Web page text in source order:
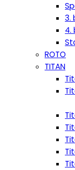
3.
4.
ROTO
TITAN